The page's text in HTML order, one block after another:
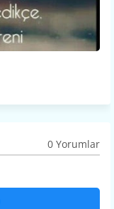
0 Yorumlar